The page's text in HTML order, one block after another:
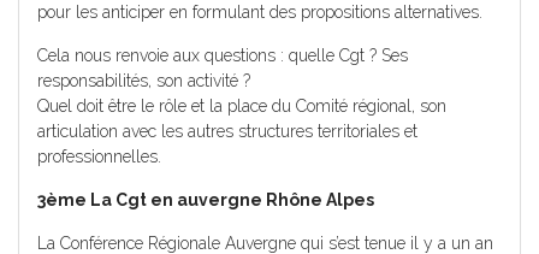
pour les anticiper en formulant des propositions alternatives.
Cela nous renvoie aux questions : quelle Cgt ? Ses
responsabilités, son activité ?
Quel doit être le rôle et la place du Comité régional, son
articulation avec les autres structures territoriales et
professionnelles.
3ème La Cgt en auvergne Rhône Alpes
La Conférence Régionale Auvergne qui s’est tenue il y a un an